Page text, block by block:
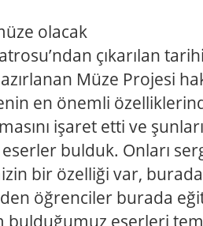
olacak
çıkarılan
Müze Projesi
en önemli
işaret etti ve
eserler bulduk. Onları
bir özelliği var,
öğrenciler burada
bulduğumuz eserleri